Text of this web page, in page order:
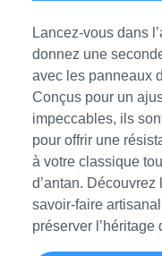
Lancez-vous dans
donnez une
avec les panneaux
Conçus pour un
impeccables, ils
pour offrir une
à votre classique
d’antan.
savoir-faire
préserver l’héritage